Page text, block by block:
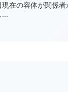
在の容体が関係